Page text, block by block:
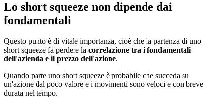
Lo short squeeze non dipende dai
fondamentali
Questo punto è di vitale importanza, cioè che la partenza di uno
short squeeze fa perdere la correlazione tra i fondamentali
dell'azienda e il prezzo dell'azione.
Quando parte uno short squeeze è probabile che succeda su
un'azione dal poco valore e i movimenti sono veloci e con breve
durata nel tempo.